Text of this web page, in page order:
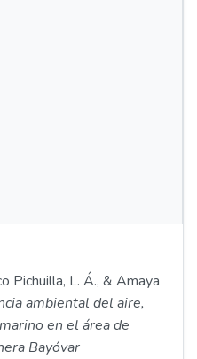
Pichuilla, L. Á., & Amaya
ambiental del aire,
en el área de
Bayóvar